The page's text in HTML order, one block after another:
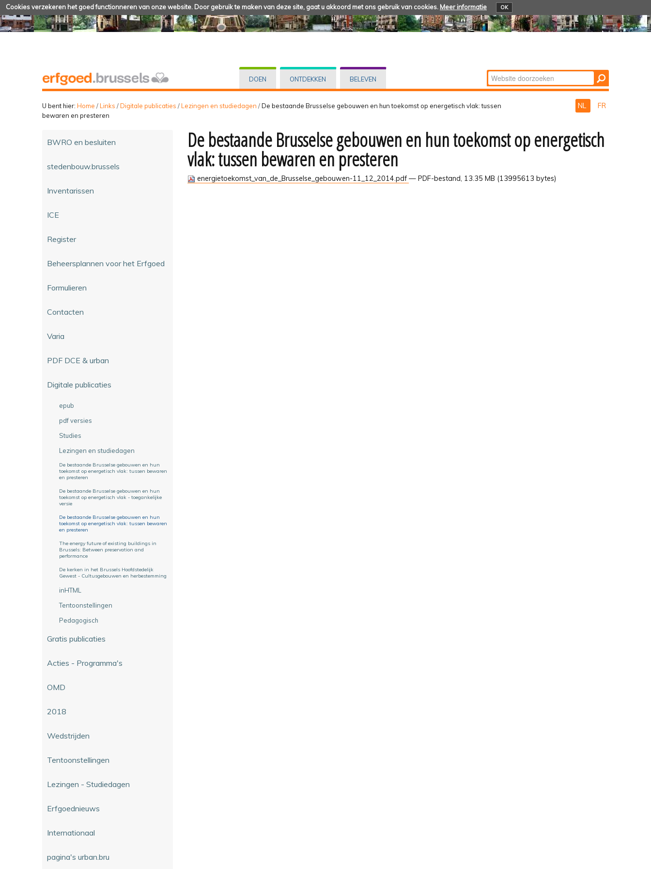
Cookies verzekeren het goed functionneren van onze website. Door gebruik te maken van deze site, gaat u akkoord met ons gebruik van cookies. Meer informatie OK
DOEN ONTDEKKEN BELEVEN Zoek
Geavanceerd
U bent hier: Home /Links /Digitale publicaties /Lezingen en studiedagen /De bestaande Brusselse gebouwen en hun toekomst op energetisch vlak: tussen
bewaren en presteren
NL FR
BWRO en besluiten
stedenbouw.brussels
Inventarissen
ICE
Register
Beheersplannen voor het Erfgoed
Formulieren
Contacten
Varia
PDF DCE & urban
Digitale publicaties
epub
pdf versies
Studies
Lezingen en studiedagen
De bestaande Brusselse gebouwen en hun
toekomst op energetisch vlak: tussen bewaren
en presteren
De bestaande Brusselse gebouwen en hun
toekomst op energetisch vlak - toegankelijke
versie
De bestaande Brusselse gebouwen en hun
toekomst op energetisch vlak: tussen bewaren
en presteren
The energy future of existing buildings in
Brussels: Between preservation and
performance
De kerken in het Brussels Hoofdstedelijk
Gewest - Cultusgebouwen en herbestemming
inHTML
Tentoonstellingen
Pedagogisch
Gratis publicaties
Acties - Programma's
OMD
2018
Wedstrijden
Tentoonstellingen
Lezingen - Studiedagen
Erfgoednieuws
Internationaal
pagina's urban.bru
De bestaande Brusselse gebouwen en hun toekomst op energetisch
vlak: tussen bewaren en presteren
energietoekomst_van_de_Brusselse_gebouwen-11_12_2014.pdf — PDF-bestand, 13.35 MB (13995613 bytes)